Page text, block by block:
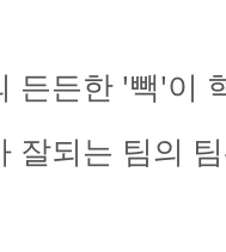
든든한 '빽'이
잘되는 팀의